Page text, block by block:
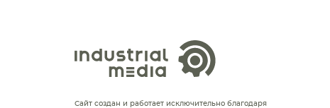
Сайт создан и работает исключительно благодаря